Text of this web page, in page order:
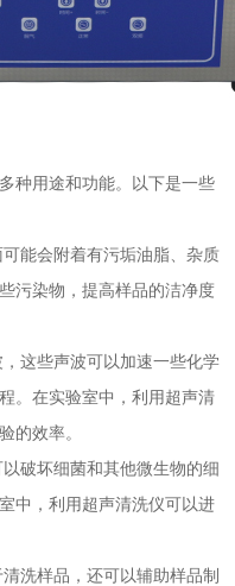
种用途和功能。以下是一些
能会附着有污垢油脂、杂质
污染物，提高样品的洁净度
这些声波可以加速一些化学
。在实验室中，利用超声清
的效率。
破坏细菌和其他微生物的细
中，利用超声清洗仪可以进
洗样品，还可以辅助样品制